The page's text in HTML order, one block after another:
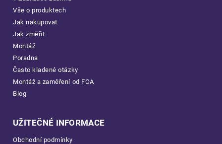
Vše o produktech
Jak nakupovat
Jak změřit
Montáž
Poradna
Často kladené otázky
Montáž a zaměření od FOA
Blog
UŽITEČNÉ INFORMACE
Obchodní podmínky